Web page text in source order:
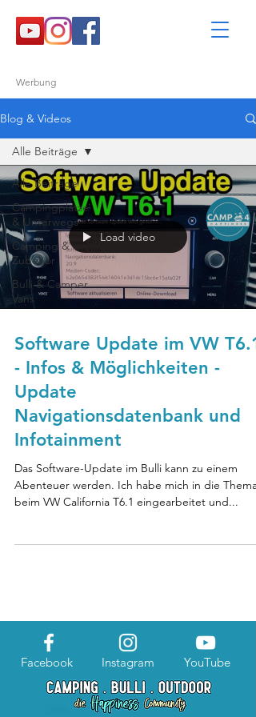
Werbung
Blog & Videos
Alle Beiträge
Campingplätze
& Unterwegs
Camping &
Zubehör
Bulli & Camper
Vans
Alle Beiträge
Load video
Software Update im VW T6.1
- Infos & Möglichkeiten -
Update
Navigationsdatenbank und
Infotainment
Das Software-Update im Bulli kann zu einem
Abenteuer werden. Ich habe mich in die
beim VW California T6.1 eingearbeitet und...
Facebook Instagram YouTube